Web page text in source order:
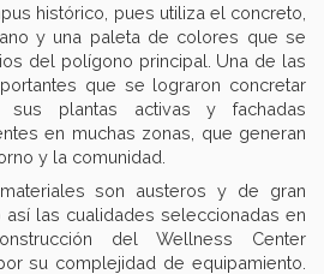
histórico, pues utiliza el concreto,
y una paleta de colores que se
del polígono principal. Una de las
que se lograron concretar
plantas activas y fachadas
en muchas zonas, que generan
y la comunidad.
son austeros y de gran
así las cualidades seleccionadas en
del Wellness Center
su complejidad de equipamiento.